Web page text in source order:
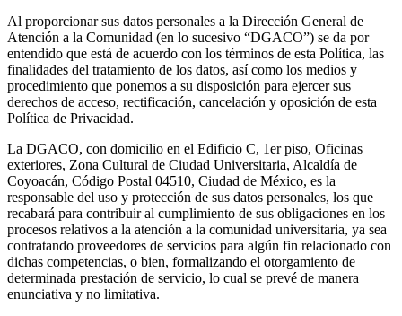
Al proporcionar sus datos personales a la Dirección General de
Atención a la Comunidad (en lo sucesivo “DGACO”) se da por
entendido que está de acuerdo con los términos de esta Política, las
finalidades del tratamiento de los datos, así como los medios y
procedimiento que ponemos a su disposición para ejercer sus
derechos de acceso, rectificación, cancelación y oposición de esta
Política de Privacidad.
La DGACO, con domicilio en el Edificio C, 1er piso, Oficinas
exteriores, Zona Cultural de Ciudad Universitaria, Alcaldía de
Coyoacán, Código Postal 04510, Ciudad de México, es la
responsable del uso y protección de sus datos personales, los que
recabará para contribuir al cumplimiento de sus obligaciones en los
procesos relativos a la atención a la comunidad universitaria, ya sea
contratando proveedores de servicios para algún fin relacionado con
dichas competencias, o bien, formalizando el otorgamiento de
determinada prestación de servicio, lo cual se prevé de manera
enunciativa y no limitativa.